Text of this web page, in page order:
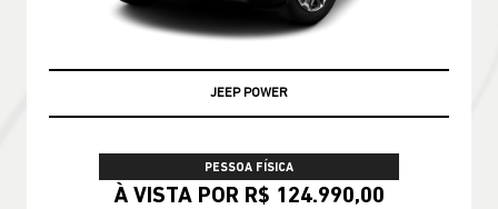
JEEP POWER
PESSOA FÍSICA
À VISTA POR R$ 124.990,00